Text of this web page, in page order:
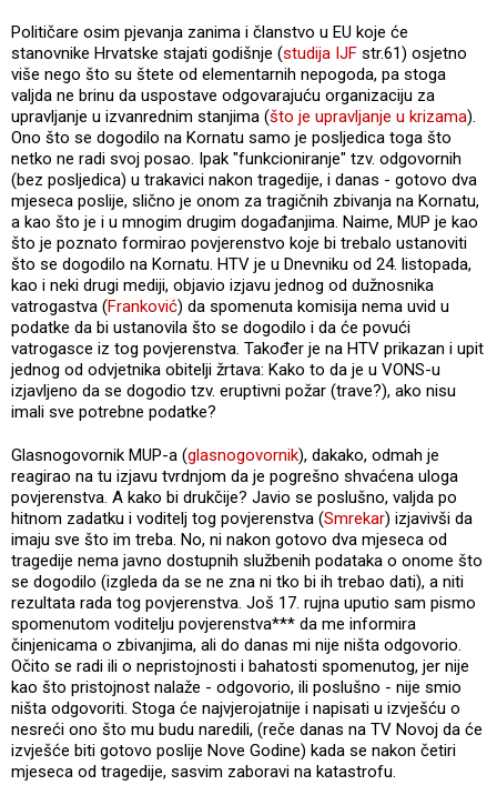
Političare osim pjevanja zanima i članstvo u EU koje će
stanovnike Hrvatske stajati godišnje (studija IJF str.61) osjetno
više nego što su štete od elementarnih nepogoda, pa stoga
valjda ne brinu da uspostave odgovarajuću organizaciju za
upravljanje u izvanrednim stanjima (što je upravljanje u krizama).
Ono što se dogodilo na Kornatu samo je posljedica toga što
netko ne radi svoj posao. Ipak "funkcioniranje" tzv. odgovornih
(bez posljedica) u trakavici nakon tragedije, i danas - gotovo dva
mjeseca poslije, slično je onom za tragičnih zbivanja na Kornatu,
a kao što je i u mnogim drugim događanjima. Naime, MUP je kao
što je poznato formirao povjerenstvo koje bi trebalo ustanoviti
što se dogodilo na Kornatu. HTV je u Dnevniku od 24. listopada,
kao i neki drugi mediji, objavio izjavu jednog od dužnosnika
vatrogastva (Franković) da spomenuta komisija nema uvid u
podatke da bi ustanovila što se dogodilo i da će povući
vatrogasce iz tog povjerenstva. Također je na HTV prikazan i upit
jednog od odvjetnika obitelji žrtava: Kako to da je u VONS-u
izjavljeno da se dogodio tzv. eruptivni požar (trave?), ako nisu
imali sve potrebne podatke?
Glasnogovornik MUP-a (glasnogovornik), dakako, odmah je
reagirao na tu izjavu tvrdnjom da je pogrešno shvaćena uloga
povjerenstva. A kako bi drukčije? Javio se poslušno, valjda po
hitnom zadatku i voditelj tog povjerenstva (Smrekar) izjavivši da
imaju sve što im treba. No, ni nakon gotovo dva mjeseca od
tragedije nema javno dostupnih službenih podataka o onome što
se dogodilo (izgleda da se ne zna ni tko bi ih trebao dati), a niti
rezultata rada tog povjerenstva. Još 17. rujna uputio sam pismo
spomenutom voditelju povjerenstva*** da me informira
činjenicama o zbivanjima, ali do danas mi nije ništa odgovorio.
Očito se radi ili o nepristojnosti i bahatosti spomenutog, jer nije
kao što pristojnost nalaže - odgovorio, ili poslušno - nije smio
ništa odgovoriti. Stoga će najvjerojatnije i napisati u izvješću o
nesreći ono što mu budu naredili, (reče danas na TV Novoj da će
izvješće biti gotovo poslije Nove Godine) kada se nakon četiri
mjeseca od tragedije, sasvim zaboravi na katastrofu.